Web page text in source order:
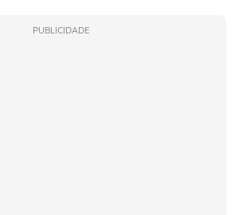
PUBLICIDADE